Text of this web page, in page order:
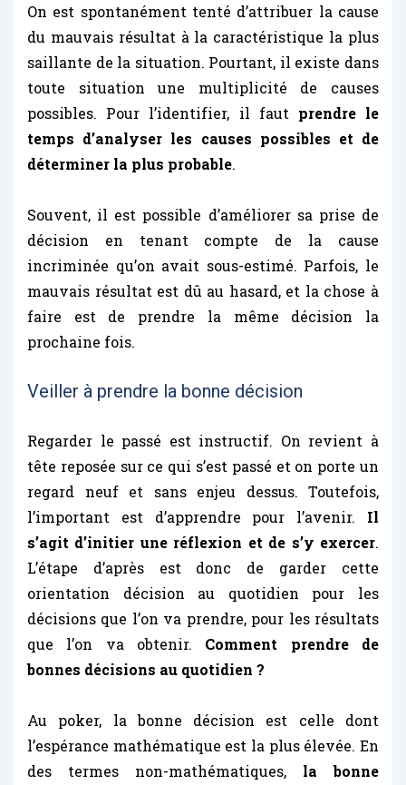
On est spontanément tenté d’attribuer la cause
du mauvais résultat à la caractéristique la plus
saillante de la situation. Pourtant, il existe dans
toute situation une multiplicité de causes
possibles. Pour l’identifier, il faut prendre le
temps d’analyser les causes possibles et de
déterminer la plus probable.
Souvent, il est possible d’améliorer sa prise de
décision en tenant compte de la cause
incriminée qu’on avait sous-estimé. Parfois, le
mauvais résultat est dû au hasard, et la chose à
faire est de prendre la même décision la
prochaine fois.
Veiller à prendre la bonne décision
Regarder le passé est instructif. On revient à
tête reposée sur ce qui s’est passé et on porte un
regard neuf et sans enjeu dessus. Toutefois,
l’important est d’apprendre pour l’avenir. Il
s’agit d’initier une réflexion et de s’y exercer.
L’étape d’après est donc de garder cette
orientation décision au quotidien pour les
décisions que l’on va prendre, pour les résultats
que l’on va obtenir. Comment prendre de
bonnes décisions au quotidien ?
Au poker, la bonne décision est celle dont
l’espérance mathématique est la plus élevée. En
des termes non-mathématiques, la bonne